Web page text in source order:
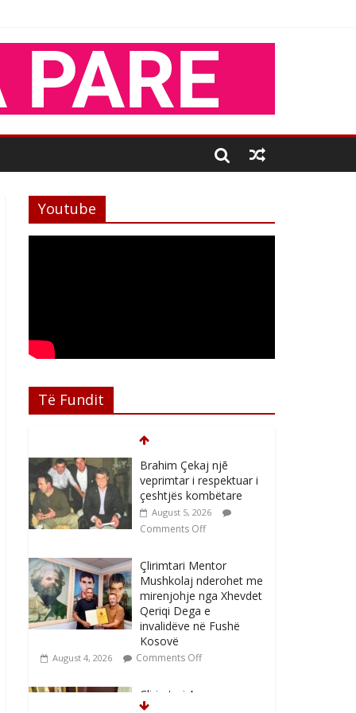
Youtube
Të Fundit
Brahim Çekaj njē
veprimtar i respektuar i
çeshtjës kombëtare
August 5, 2026
Comments Off
Çlirimtari Mentor
Mushkolaj nderohet me
mirenjohje nga Xhevdet
Qeriqi Dega e
invalidëve në Fushë
Kosovë
August 4, 2026 Comments Off
Çlirimtari Agron
Gërvalla me takime